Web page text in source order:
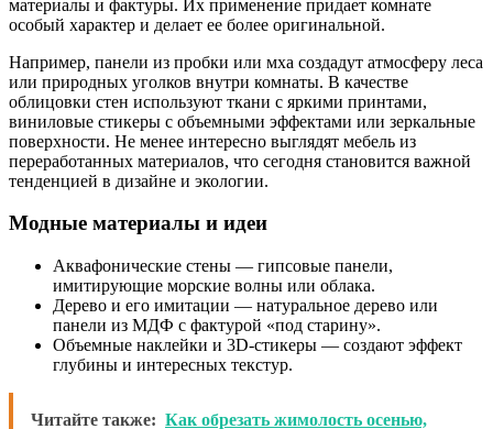
материалы и фактуры. Их применение придает комнате
особый характер и делает ее более оригинальной.
Например, панели из пробки или мха создадут атмосферу леса
или природных уголков внутри комнаты. В качестве
облицовки стен используют ткани с яркими принтами,
виниловые стикеры с объемными эффектами или зеркальные
поверхности. Не менее интересно выглядят мебель из
переработанных материалов, что сегодня становится важной
тенденцией в дизайне и экологии.
Модные материалы и идеи
Аквафонические стены — гипсовые панели,
имитирующие морские волны или облака.
Дерево и его имитации — натуральное дерево или
панели из МДФ с фактурой «под старину».
Объемные наклейки и 3D-стикеры — создают эффект
глубины и интересных текстур.
Читайте также: Как обрезать жимолость осенью,